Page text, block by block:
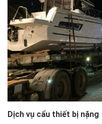
Dịch vụ cẩu thiết bị nặng